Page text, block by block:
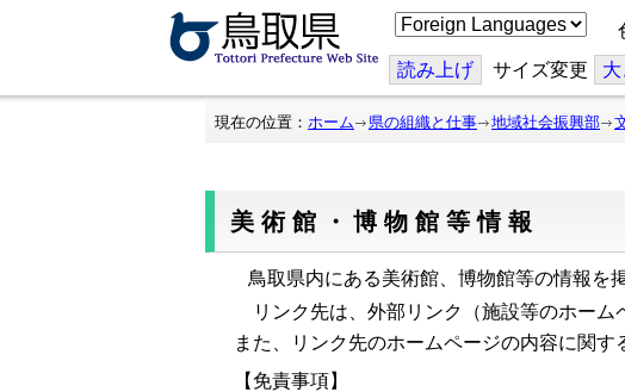
こ
の
ジ
を
翻
読み上げ サイズ変更 大
現在の位置： ホーム 県の組織と仕事 地域社会振興部
美術館・博物館等情報
鳥取県内にある美術館、博物館等の情報を
リンク先は、外部リンク（施設等のホーム
また、リンク先のホームページの内容に関
【免責事項】